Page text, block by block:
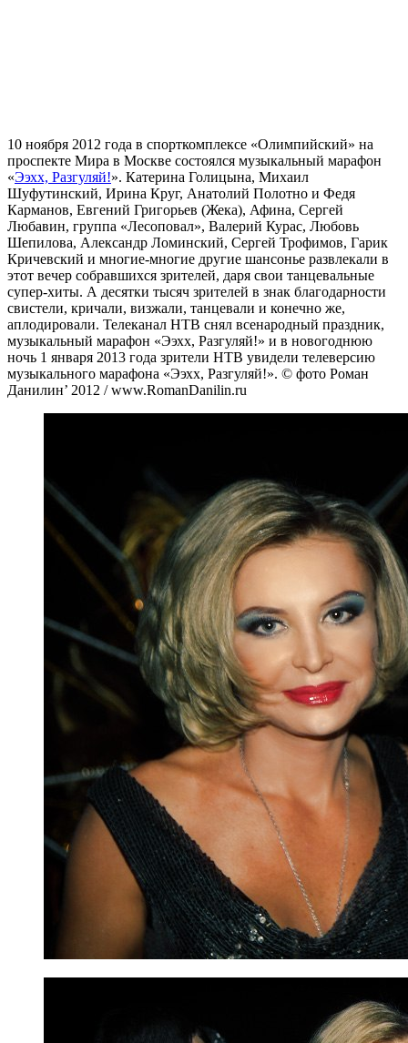
10 ноября 2012 года в спорткомплексе «Олимпийский» на
проспекте Мира в Москве состоялся музыкальный марафон
«Ээхх, Разгуляй!». Катерина Голицына, Михаил
Шуфутинский, Ирина Круг, Анатолий Полотно и Федя
Карманов, Евгений Григорьев (Жека), Афина, Сергей
Любавин, группа «Лесоповал», Валерий Курас, Любовь
Шепилова, Александр Ломинский, Сергей Трофимов, Гарик
Кричевский и многие-многие другие шансонье развлекали в
этот вечер собравшихся зрителей, даря свои танцевальные
супер-хиты. А десятки тысяч зрителей в знак благодарности
свистели, кричали, визжали, танцевали и конечно же,
аплодировали. Телеканал НТВ снял всенародный праздник,
музыкальный марафон «Ээхх, Разгуляй!» и в новогоднюю
ночь 1 января 2013 года зрители НТВ увидели телеверсию
музыкального марафона «Ээхх, Разгуляй!». © фото Роман
Данилин’ 2012 / www.RomanDanilin.ru